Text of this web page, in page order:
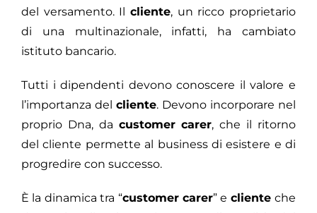
del versamento. Il cliente, un ricco proprietario
di una multinazionale, infatti, ha cambiato
istituto bancario.
Tutti i dipendenti devono conoscere il valore e
l’importanza del cliente. Devono incorporare nel
proprio Dna, da customer carer, che il ritorno
del cliente permette al business di esistere e di
progredire con successo.
È la dinamica tra “customer carer” e cliente che